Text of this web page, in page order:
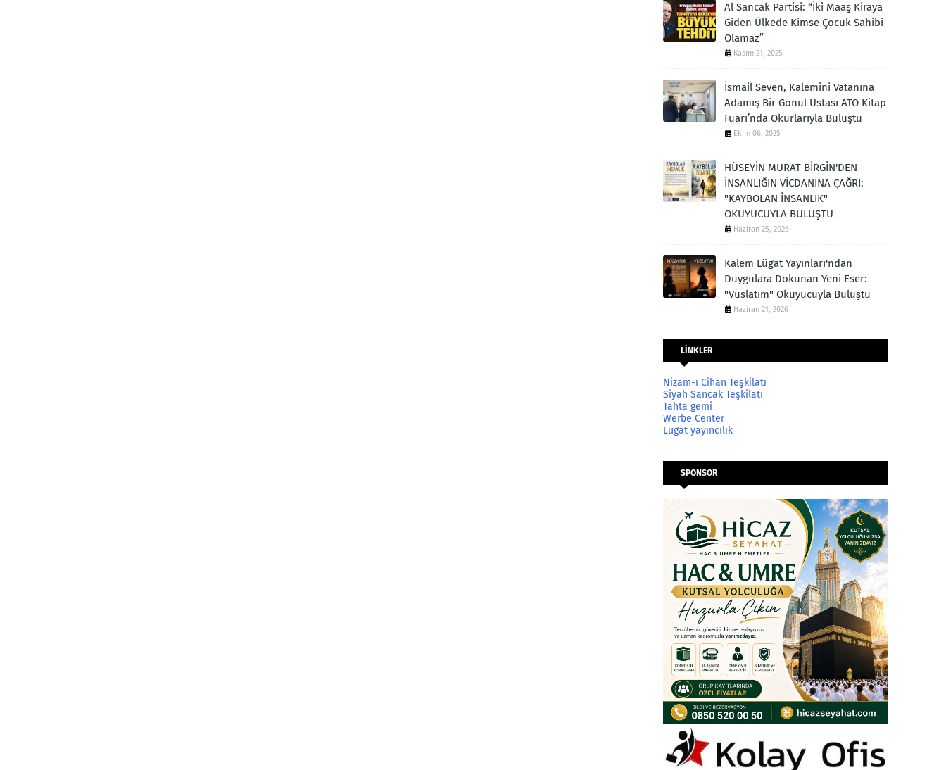
Al Sancak Partisi: “İki Maaş Kiraya
Giden Ülkede Kimse Çocuk Sahibi
Olamaz”
Kasım 21, 2025
İsmail Seven, Kalemini Vatanına
Adamış Bir Gönül Ustası ATO Kitap
Fuarı’nda Okurlarıyla Buluştu
Ekim 06, 2025
HÜSEYİN MURAT BİRGİN'DEN
İNSANLIĞIN VİCDANINA ÇAĞRI:
"KAYBOLAN İNSANLIK"
OKUYUCUYLA BULUŞTU
Haziran 25, 2026
Kalem Lügat Yayınları'ndan
Duygulara Dokunan Yeni Eser:
"Vuslatım" Okuyucuyla Buluştu
Haziran 21, 2026
LİNKLER
Nizam-ı Cihan Teşkilatı
Siyah Sancak Teşkilatı
Tahta gemi
Werbe Center
Lugat yayıncılık
SPONSOR